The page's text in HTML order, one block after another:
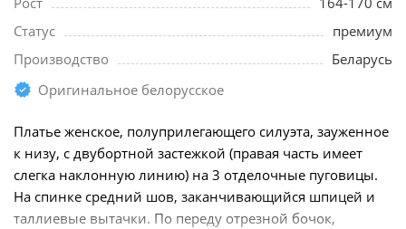
Статус
премиум
Производство
Беларусь
Оригинальное белорусское
Платье женское, полуприлегающего силуэта, зауженное
к низу, с двубортной застежкой (правая часть имеет
слегка наклонную линию) на 3 отделочные пуговицы.
На спинке средний шов, заканчивающийся шпицей и
таллиевые вытачки. По переду отрезной бочок,